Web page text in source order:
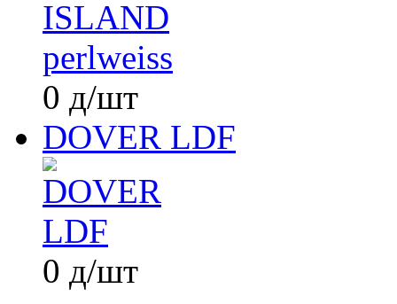
0 д/шт
DOVER LDF
0 д/шт